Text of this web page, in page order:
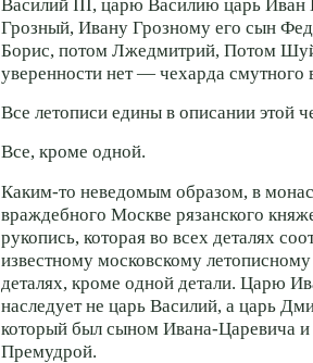
Василий III, царю Василию царь Иван
Грозный, Ивану Грозному его сын
Борис, потом Лжедмитрий, Потом
уверенности нет — чехарда смутного
Все летописи едины в описании этой
Все, кроме одной.
Каким-то неведомым образом, в
враждебного Москве рязанского
рукопись, которая во всех деталях
известному московскому
деталях, кроме одной детали. Царю
наследует не царь Василий, а царь
который был сыном Ивана-Царевича
Премудрой.